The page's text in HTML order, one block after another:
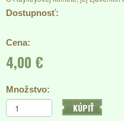
Dostupnosť:
Cena:
4,00 €
Množstvo:
KÚPIŤ